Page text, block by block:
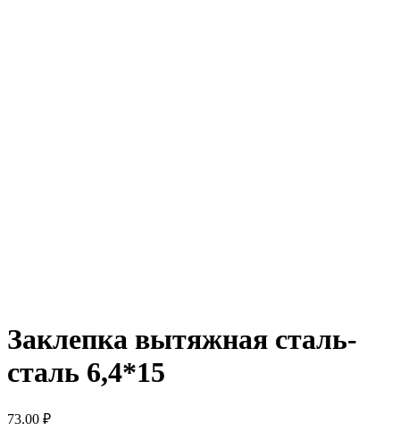
Заклепка вытяжная сталь-
сталь 6,4*15
73.00 ₽